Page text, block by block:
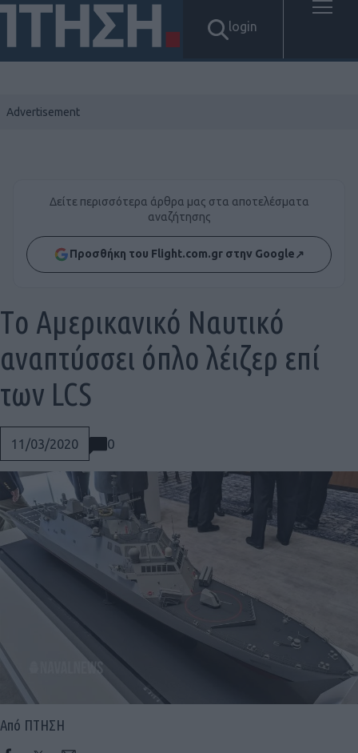
login
Δείτε περισσότερα άρθρα μας στα αποτελέσματα
αναζήτησης
Προσθήκη του Flight.com.gr στην Google↗
11/03/2020 0
Tο Αμερικανικό Ναυτικό
αναπτύσσει όπλο λέιζερ επί
των LCS
Από ΠΤΗΣΗ